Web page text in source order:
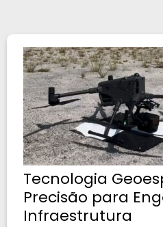
Tecnologia
Precisão para
Infraestrutura